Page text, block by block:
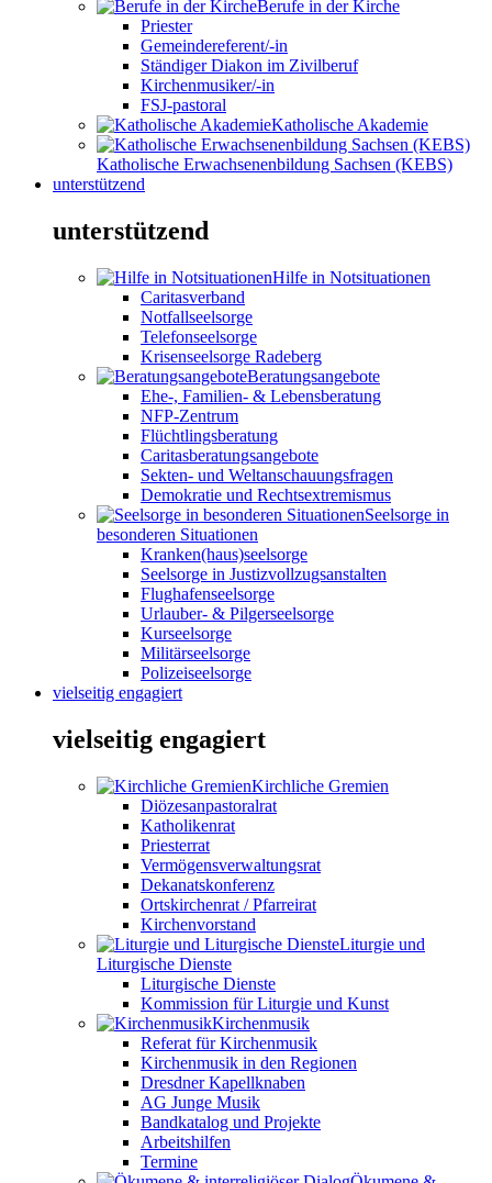
Berufe in der Kirche
Priester
Gemeindereferent/-in
Ständiger Diakon im Zivilberuf
Kirchenmusiker/-in
FSJ-pastoral
Katholische Akademie
Katholische Erwachsenenbildung Sachsen (KEBS)
unterstützend
unterstützend
Hilfe in Notsituationen
Caritasverband
Notfallseelsorge
Telefonseelsorge
Krisenseelsorge Radeberg
Beratungsangebote
Ehe-, Familien- & Lebensberatung
NFP-Zentrum
Flüchtlingsberatung
Caritasberatungsangebote
Sekten- und Weltanschauungsfragen
Demokratie und Rechtsextremismus
Seelsorge in
besonderen Situationen
Kranken(haus)seelsorge
Seelsorge in Justizvollzugsanstalten
Flughafenseelsorge
Urlauber- & Pilgerseelsorge
Kurseelsorge
Militärseelsorge
Polizeiseelsorge
vielseitig engagiert
vielseitig engagiert
Kirchliche Gremien
Diözesanpastoralrat
Katholikenrat
Priesterrat
Vermögensverwaltungsrat
Dekanatskonferenz
Ortskirchenrat / Pfarreirat
Kirchenvorstand
Liturgie und
Liturgische Dienste
Liturgische Dienste
Kommission für Liturgie und Kunst
Kirchenmusik
Referat für Kirchenmusik
Kirchenmusik in den Regionen
Dresdner Kapellknaben
AG Junge Musik
Bandkatalog und Projekte
Arbeitshilfen
Termine